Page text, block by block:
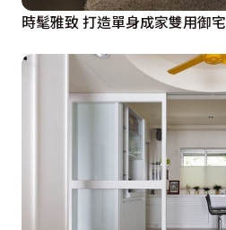
時髦雅致 打造單身成家雙用御宅